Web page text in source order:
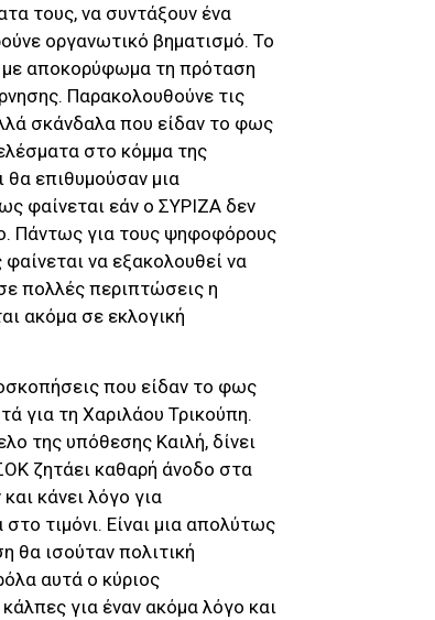
τους, να συντάξουν ένα
οργανωτικό βηματισμό. Το
με αποκορύφωμα τη πρόταση
Παρακολουθούνε τις
σκάνδαλα που είδαν το φως
στο κόμμα της
θα επιθυμούσαν μια
φαίνεται εάν ο ΣΥΡΙΖΑ δεν
Πάντως για τους ψηφοφόρους
να εξακολουθεί να
πολλές περιπτώσεις η
ακόμα σε εκλογική
που είδαν το φως
για τη Χαριλάου Τρικούπη.
της υπόθεσης Καιλή, δίνει
ζητάει καθαρή άνοδο στα
κάνει λόγο για
τιμόνι. Είναι μια απολύτως
θα ισούταν πολιτική
αυτά ο κύριος
για έναν ακόμα λόγο και